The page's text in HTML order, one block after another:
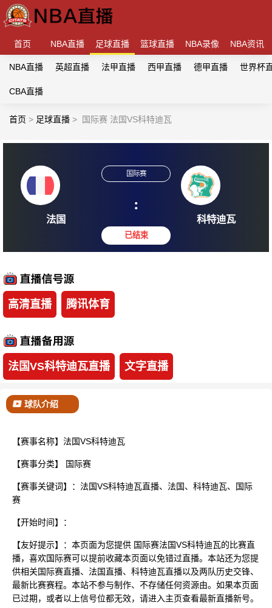
首页 NBA直播 足球直播 篮球直播 NBA录像 NBA资讯
NBA直播 英超直播 法甲直播 西甲直播 德甲直播 世界杯
CBA直播
首页 > 足球直播 > 国际赛 法国VS科特迪瓦
:
高清直播 腾讯体育
法国VS科特迪瓦直播 文字直播
球队介绍
【赛事名称】法国VS科特迪瓦
【赛事分类】 国际赛
【赛事关键词】：法国VS科特迪瓦直播、法国、科特迪瓦、国际
赛
【开始时间】：
【友好提示】：本页面为您提供 国际赛法国VS科特迪瓦的比赛直
播，喜欢国际赛可以提前收藏本页面以免错过直播。本站还为您提
供相关国际赛直播、法国直播、科特迪瓦直播以及两队历史交锋、
最新比赛赛程。本站不参与制作、不存储任何资源由。如果本页面
已过期，或者以上信号位都无效，请进入主页查看最新直播新号。